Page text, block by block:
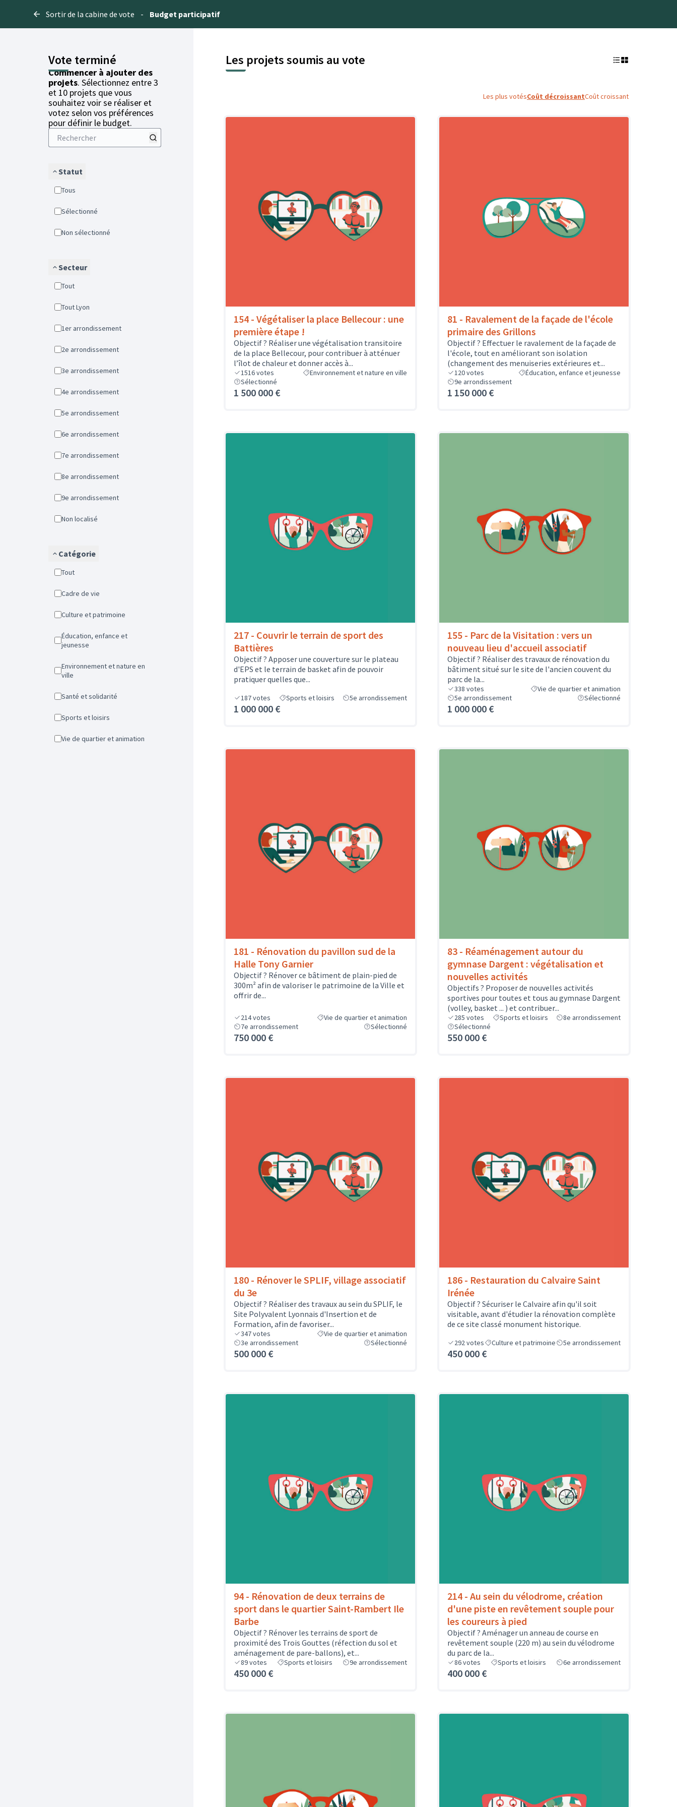
Sortir de la cabine de vote - Budget participatif
Vote terminé
Commencer à ajouter des
projets. Sélectionnez entre 3
et 10 projets que vous
souhaitez voir se réaliser et
votez selon vos préférences
pour définir le budget.
Statut
Tous
Sélectionné
Non sélectionné
Secteur
Tout
Tout Lyon
1er arrondissement
2e arrondissement
3e arrondissement
4e arrondissement
5e arrondissement
6e arrondissement
7e arrondissement
8e arrondissement
9e arrondissement
Non localisé
Catégorie
Tout
Cadre de vie
Culture et patrimoine
Éducation, enfance et
jeunesse
Environnement et nature en
ville
Santé et solidarité
Sports et loisirs
Vie de quartier et animation
Les projets soumis au vote
Les plus votésCoût décroissantCoût croissant
154 - Végétaliser la place Bellecour : une
première étape !
Objectif ? Réaliser une végétalisation transitoire
de la place Bellecour, pour contribuer à atténuer
l’îlot de chaleur et donner accès à...
1516votes
Environnement et nature en ville
Sélectionné
1 500 000 €
81 - Ravalement de la façade de l'école
primaire des Grillons
Objectif ? Effectuer le ravalement de la façade de
l'école, tout en améliorant son isolation
(changement des menuiseries extérieures et...
120votes
Éducation, enfance et jeunesse
9e arrondissement
1 150 000 €
217 - Couvrir le terrain de sport des
Battières
Objectif ? Apposer une couverture sur le plateau
d'EPS et le terrain de basket afin de pouvoir
pratiquer quelles que...
187votes Sports et loisirs 5e arrondissement
1 000 000 €
155 - Parc de la Visitation : vers un
nouveau lieu d'accueil associatif
Objectif ? Réaliser des travaux de rénovation du
bâtiment situé sur le site de l'ancien couvent du
parc de la...
338 votes
Vie de quartier et animation
5e arrondissement
Sélectionné
1 000 000 €
181 - Rénovation du pavillon sud de la
Halle Tony Garnier
Objectif ? Rénover ce bâtiment de plain-pied de
300m² afin de valoriser le patrimoine de la Ville et
offrir de...
214votes
Vie de quartier et animation
7e arrondissement
Sélectionné
750 000 €
83 - Réaménagement autour du
gymnase Dargent : végétalisation et
nouvelles activités
Objectifs ? Proposer de nouvelles activités
sportives pour toutes et tous au gymnase Dargent
(volley, basket ... ) et contribuer...
285 votes Sports et loisirs
8e arrondissement
Sélectionné
550 000 €
180 - Rénover le SPLIF, village associatif
du 3e
Objectif ? Réaliser des travaux au sein du SPLIF, le
Site Polyvalent Lyonnais d'Insertion et de
Formation, afin de favoriser...
347votes
Vie de quartier et animation
3e arrondissement
Sélectionné
500 000 €
186 - Restauration du Calvaire Saint
Irénée
Objectif ? Sécuriser le Calvaire afin qu'il soit
visitable, avant d'étudier la rénovation complète
de ce site classé monument historique.
292votes Culture et patrimoine 5e arrondissement
450 000 €
94 - Rénovation de deux terrains de
sport dans le quartier Saint-Rambert Ile
Barbe
Objectif ? Rénover les terrains de sport de
proximité des Trois Gouttes (réfection du sol et
aménagement de pare-ballons), et...
89votes Sports et loisirs 9e arrondissement
450 000 €
214 - Au sein du vélodrome, création
d'une piste en revêtement souple pour
les coureurs à pied
Objectif ? Aménager un anneau de course en
revêtement souple (220 m) au sein du vélodrome
du parc de la...
86votes Sports et loisirs 6e arrondissement
400 000 €